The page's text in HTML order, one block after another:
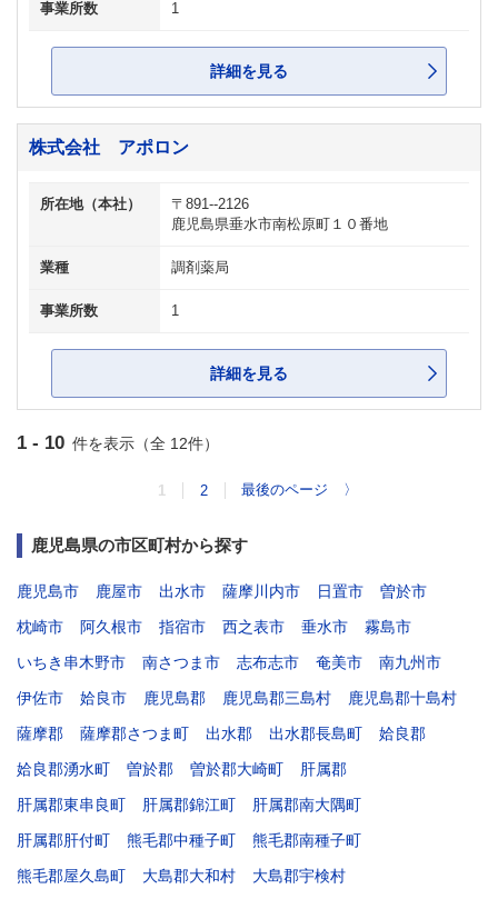
事業所数 1
詳細を見る
株式会社 アポロン
所在地（本社）
〒891--2126
鹿児島県垂水市南松原町１０番地
業種 調剤薬局
事業所数 1
詳細を見る
1 - 10 件を表示（全 12件）
1 2 最後のページ 〉
鹿児島県の市区町村から探す
鹿児島市 鹿屋市 出水市 薩摩川内市 日置市
曽於市
枕崎市
阿久根市 指宿市 西之表市 垂水市
霧島市
いちき串木野市
南さつま市 志布志市 奄美市
南九州市
伊佐市
姶良市 鹿児島郡 鹿児島郡三島村
鹿児島郡十島村
薩摩郡
薩摩郡さつま町 出水郡 出水郡長島町
姶良郡
姶良郡湧水町
曽於郡 曽於郡大崎町
肝属郡
肝属郡東串良町
肝属郡錦江町
肝属郡南大隅町
肝属郡肝付町
熊毛郡中種子町
熊毛郡南種子町
熊毛郡屋久島町
大島郡大和村 大島郡宇検村